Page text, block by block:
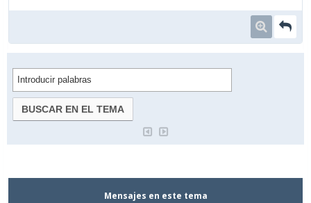
Mensajes en este tema